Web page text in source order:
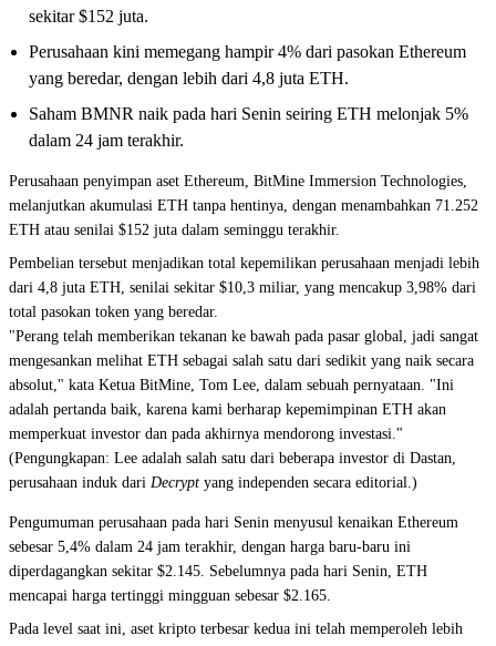
sekitar $152 juta.
Perusahaan kini memegang hampir 4% dari pasokan Ethereum
yang beredar, dengan lebih dari 4,8 juta ETH.
Saham BMNR naik pada hari Senin seiring ETH melonjak 5%
dalam 24 jam terakhir.
Perusahaan penyimpan aset Ethereum, BitMine Immersion Technologies,
melanjutkan akumulasi ETH tanpa hentinya, dengan menambahkan 71.252
ETH atau senilai $152 juta dalam seminggu terakhir.
Pembelian tersebut menjadikan total kepemilikan perusahaan menjadi lebih
dari 4,8 juta ETH, senilai sekitar $10,3 miliar, yang mencakup 3,98% dari
total pasokan token yang beredar.
"Perang telah memberikan tekanan ke bawah pada pasar global, jadi sangat
mengesankan melihat ETH sebagai salah satu dari sedikit yang naik secara
absolut," kata Ketua BitMine, Tom Lee, dalam sebuah pernyataan. "Ini
adalah pertanda baik, karena kami berharap kepemimpinan ETH akan
memperkuat investor dan pada akhirnya mendorong investasi."
(Pengungkapan: Lee adalah salah satu dari beberapa investor di Dastan,
perusahaan induk dari Decrypt yang independen secara editorial.)
Pengumuman perusahaan pada hari Senin menyusul kenaikan Ethereum
sebesar 5,4% dalam 24 jam terakhir, dengan harga baru-baru ini
diperdagangkan sekitar $2.145. Sebelumnya pada hari Senin, ETH
mencapai harga tertinggi mingguan sebesar $2.165.
Pada level saat ini, aset kripto terbesar kedua ini telah memperoleh lebih